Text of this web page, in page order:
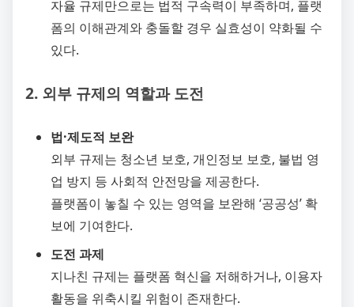
자율 규제만으로는 법적 구속력이 부족하며, 플랫
폼의 이해관계와 충돌할 경우 실효성이 약화될 수
있다.
2. 외부 규제의 역할과 도전
법·제도적 보완
외부 규제는 청소년 보호, 개인정보 보호, 불법 영
업 방지 등 사회적 안전망을 제공한다.
플랫폼이 놓칠 수 있는 영역을 보완해 ‘공공성’ 확
보에 기여한다.
도전 과제
지나친 규제는 플랫폼 혁신을 저해하거나, 이용자
활동을 위축시킬 위험이 존재한다.